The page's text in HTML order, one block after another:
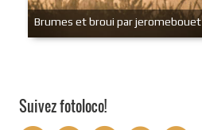
Brumes et broui par jeromebouet
Suivez fotoloco!